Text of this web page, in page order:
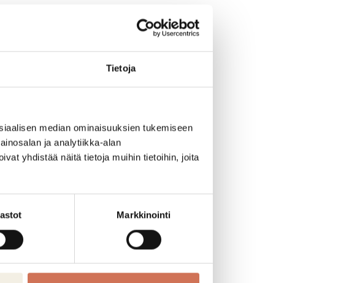
Tietoja
median ominaisuuksien tukemiseen
ja analytiikka-alan
yhdistää näitä tietoja muihin tietoihin, joita
Markkinointi
tarjoukset
herkutteluun S-Market